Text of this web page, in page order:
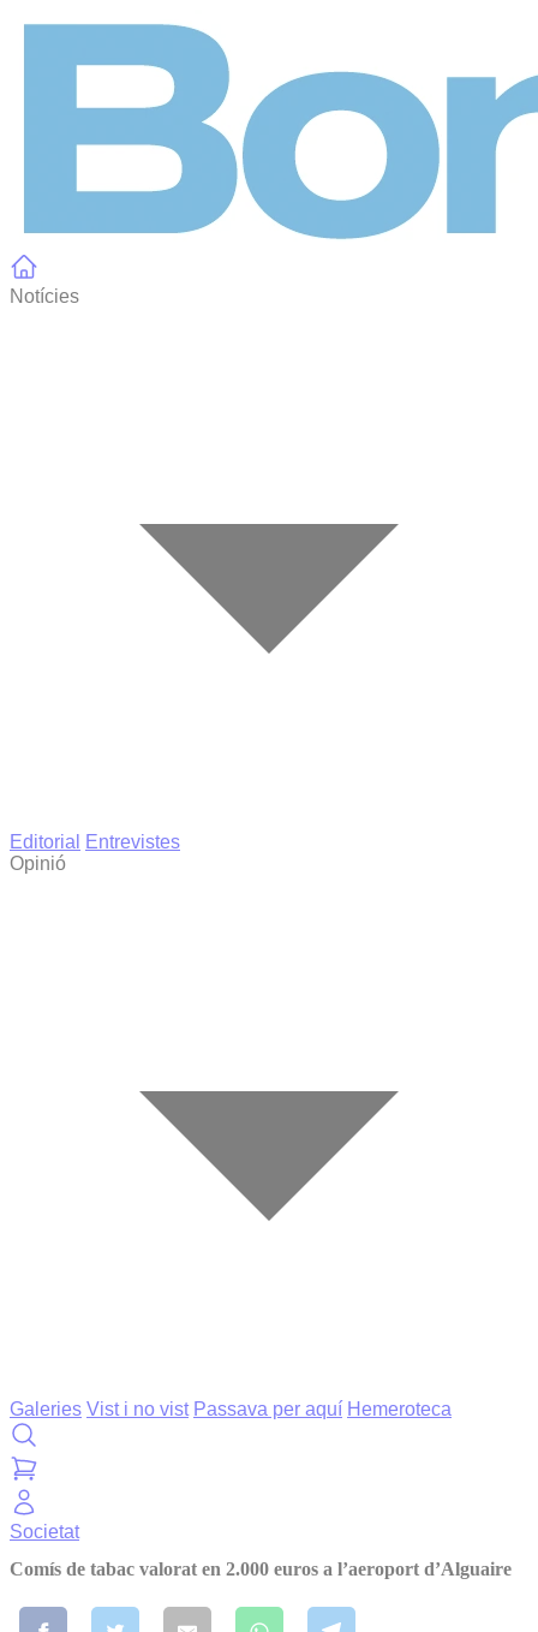
Notícies
Editorial
Entrevistes
Opinió
Galeries Vist i no vist Passava per aquí Hemeroteca
Societat
Comís de tabac valorat en 2.000 euros a l’aeroport d’Alguaire